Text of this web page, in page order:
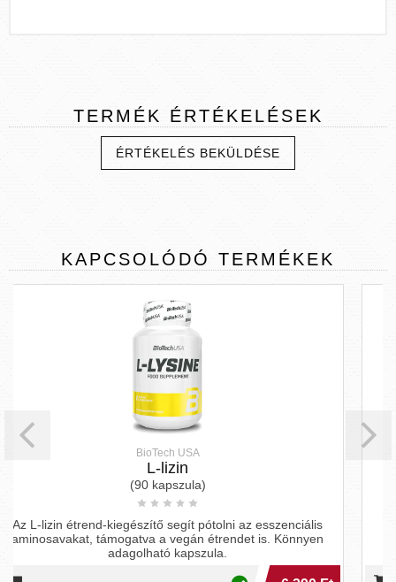
TERMÉK ÉRTÉKELÉSEK
ÉRTÉKELÉS BEKÜLDÉSE
KAPCSOLÓDÓ TERMÉKEK
segít pótolni az esszenciális
a vegán étrendet is. Könnyen
A BioTech USA Mega
fejlődésében és